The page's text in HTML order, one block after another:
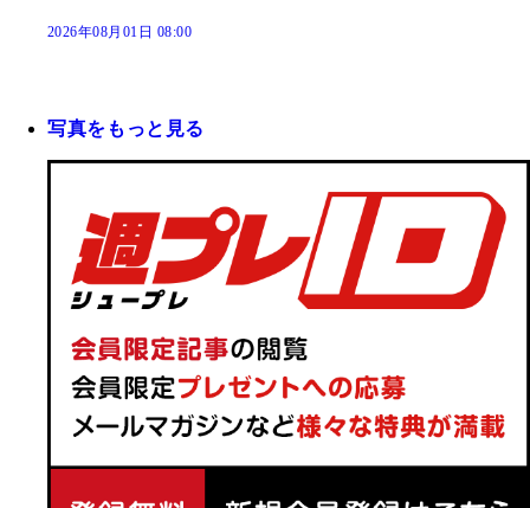
2026年08月01日 08:00
写真をもっと見る